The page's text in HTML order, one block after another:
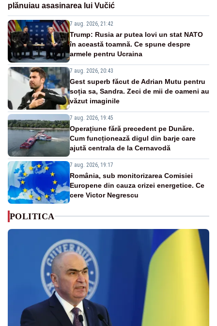
plănuiau asasinarea lui Vučić
7 aug. 2026, 21:42
Trump: Rusia ar putea lovi un stat NATO
în această toamnă. Ce spune despre
armele pentru Ucraina
7 aug. 2026, 20:43
Gest superb făcut de Adrian Mutu pentru
soția sa, Sandra. Zeci de mii de oameni au
văzut imaginile
7 aug. 2026, 19:45
Operațiune fără precedent pe Dunăre.
Cum funcționează digul din barje care
ajută centrala de la Cernavodă
7 aug. 2026, 19:17
România, sub monitorizarea Comisiei
Europene din cauza crizei energetice. Ce
cere Victor Negrescu
POLITICA